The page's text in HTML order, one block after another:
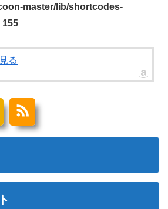
master/lib/shortcodes-
155
る